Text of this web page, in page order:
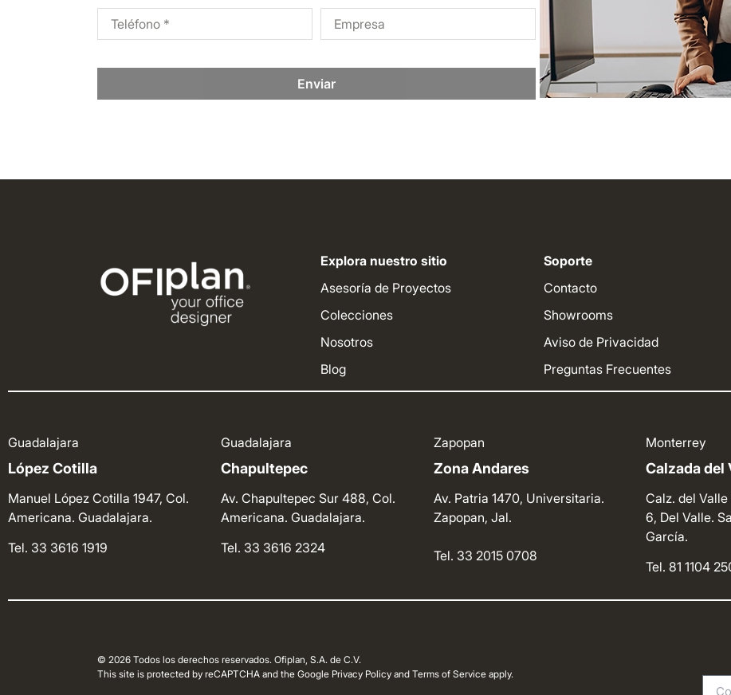
Enviar
Explora nuestro sitio
Asesoría de Proyectos
Colecciones
Nosotros
Blog
Soporte
Contacto
Showrooms
Aviso de Privacidad
Preguntas Frecuentes
Guadalajara
López Cotilla
Manuel López Cotilla 1947, Col.
Americana. Guadalajara.
Tel. 33 3616 1919
Guadalajara
Chapultepec
Av. Chapultepec Sur 488, Col.
Americana. Guadalajara.
Tel. 33 3616 2324
Zapopan
Zona Andares
Av. Patria 1470, Universitaria.
Zapopan, Jal.
Tel. 33 2015 0708
Monterrey
Calzada del
Calz. del
6, Del Valle.
García.
Tel. 81 1104
© 2026 Todos los derechos reservados. Ofiplan, S.A. de C.V.
This site is protected by reCAPTCHA and the Google Privacy Policy and Terms of Service apply.